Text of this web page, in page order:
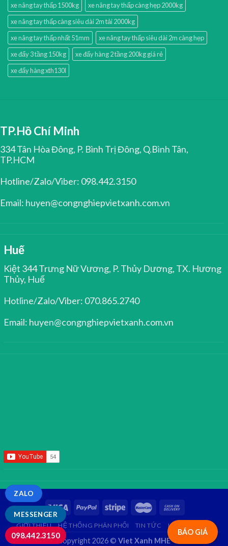
xe nâng tay thấp 1500kg
xe nâng tay thấp càng hẹp 2000kg
xe nâng tay thấp càng siêu dài 2m tải 2000kg
xe nâng tay thấp nhất 51mm
xe nâng tay thấp siêu dài 2m càng hẹp
xe đẩy 3 tầng 150kg
xe đẩy hàng 2 tầng 200kg giá rẻ
xe đẩy hàng xth130l
TP.Hồ Chí Minh
334 Tân Hòa Đông, P. Bình Trị Đông, Q.Bình Tân,
TP.HCM
Hotline/Zalo/Viber: 098.442.3150
Email: huyen@congnghiepvietxanh.com.vn
Huế
Kiệt 344 Trưng Nữ Vương, P. Thủy Dương, TX. Hương
Thủy, Huế
Hotline/Zalo/Viber: 070.865.2740
Email: huyen@congnghiepvietxanh.com.vn
BÁO GIÁ
GIỚI THIỆU HỆ THỐNG PHÂN PHỐI TIN TỨC LIÊN HỆ
Copyright 2026 © Viet Xanh MHE
MESSENGER
ZALO
098.442.3150